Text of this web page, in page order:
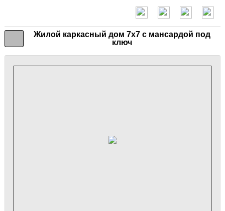
Жилой каркасный дом 7х7 с мансардой под
ключ